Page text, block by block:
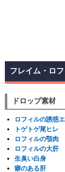
フレイム・ロ
ドロップ素材
ロフィルの誘惑
トゲトゲ尾ヒレ
ロフィルの顎肉
ロフィルの大肝
生臭い白身
癖のある肝